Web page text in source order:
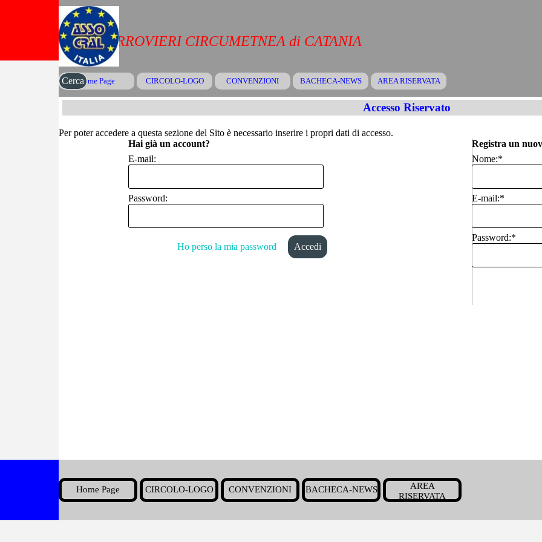
Vai ai contenuti
Salta menù
Home Page CIRCOLO-LOGO ▼
CONVENZIONI ▼
BACHECA-NEWS ▼
AREA RISERVATA
CRAL FERROVIERI CIRCUMETNEA di CATANIA
Cerca
Accesso Riservato
Per poter accedere a questa sezione del Sito è necessario inserire i propri dati di accesso.
Hai già un account?
E-mail:
Password:
Ho perso la mia password
Registra un
Nome:*
E-mail:*
Password:*
Salta menù
Home Page CIRCOLO-LOGO ▼
CONVENZIONI ▼
BACHECA-NEWS ▼
AREA
RISERVATA